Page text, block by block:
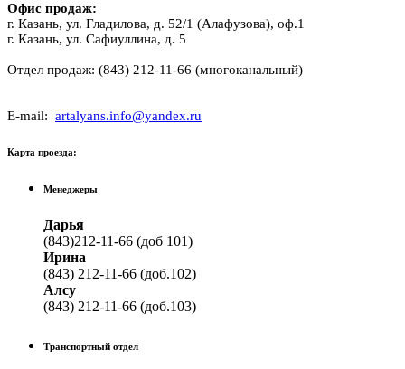
Офис продаж:
г. Казань, ул. Гладилова, д. 52/1 (Алафузова), оф.1
г. Казань, ул. Сафиуллина, д. 5
Отдел продаж: (843) 212-11-66 (многоканальный)
E-mail: artalyans.info@yandex.ru
Карта проезда:
Менеджеры
Дарья
(843)212-11-66 (доб 101)
Ирина
(843) 212-11-66 (доб.102)
Алсу
(843) 212-11-66 (доб.103)
Транспортный отдел